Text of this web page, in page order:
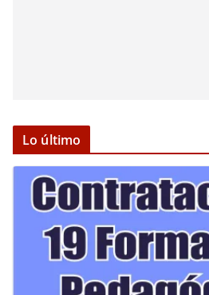
Lo último